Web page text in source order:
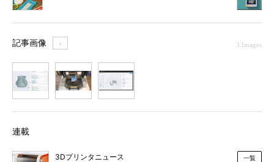
記事画像 ＋ 3 Images
連載
3Dプリンタニュース 一覧